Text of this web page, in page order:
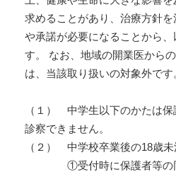
求めることがあり、治療方針
や承諾が必要になることから
す。 なお、地域の開業医から
は、当該取り扱いの対象外です
（１） 中学生以下のかたは保
診察できません。
（２） 中学校卒業後の18歳
①受付時に保護者等の同